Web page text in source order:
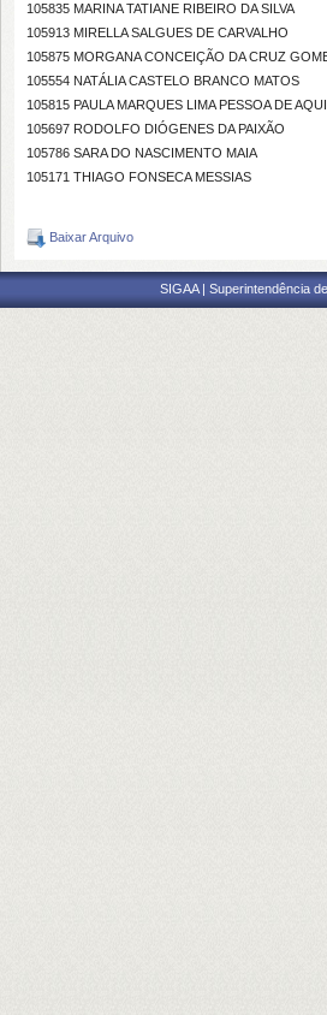
105835 MARINA TATIANE RIBEIRO DA SILVA
105913 MIRELLA SALGUES DE CARVALHO
105875 MORGANA CONCEIÇÃO DA CRUZ
105554 NATÁLIA CASTELO BRANCO MATOS
105815 PAULA MARQUES LIMA PESSOA DE
105697 RODOLFO DIÓGENES DA PAIXÃO
105786 SARA DO NASCIMENTO MAIA
105171 THIAGO FONSECA MESSIAS
Baixar Arquivo
SIGAA | Superintendência